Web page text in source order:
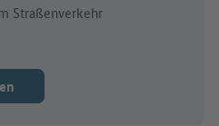
Straßenverkehr